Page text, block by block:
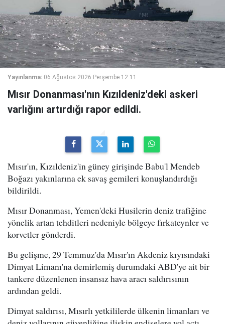
Yayınlanma: 06 Ağustos 2026 Perşembe 12:11
Mısır Donanması'nın Kızıldeniz'deki askeri
varlığını artırdığı rapor edildi.
Mısır'ın, Kızıldeniz'in güney girişinde Babu'l Mendeb
Boğazı yakınlarına ek savaş gemileri konuşlandırdığı
bildirildi.
Mısır Donanması, Yemen'deki Husilerin deniz trafiğine
yönelik artan tehditleri nedeniyle bölgeye fırkateynler ve
korvetler gönderdi.
Bu gelişme, 29 Temmuz'da Mısır'ın Akdeniz kıyısındaki
Dimyat Limanı'na demirlemiş durumdaki ABD'ye ait bir
tankere düzenlenen insansız hava aracı saldırısının
ardından geldi.
Dimyat saldırısı, Mısırlı yetkililerde ülkenin limanları ve